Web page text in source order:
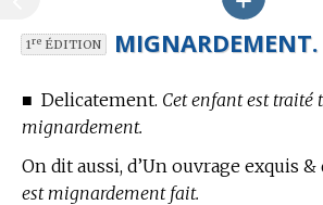
1reÉDITION MIGNARDEMENT.
■ Delicatement. Cet enfant est traité
mignardement.
On dit aussi, d’Un ouvrage exquis &
est mignardement fait.